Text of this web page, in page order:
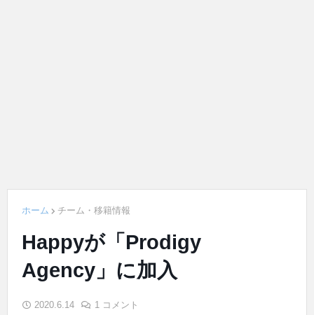
ホーム チーム・移籍情報
Happyが「Prodigy
Agency」に加入
2020.6.14 1 コメント